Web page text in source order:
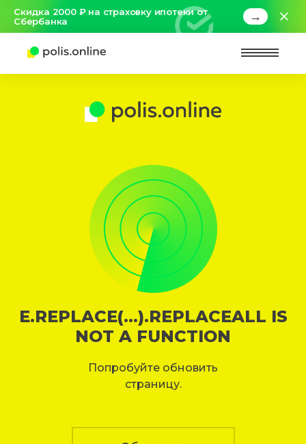
Скидка 2000 ₽ на страховку ипотеки от
Сбербанка
→
E.REPLACE(...).REPLACEALL IS
NOT A FUNCTION
Попробуйте обновить
страницу.